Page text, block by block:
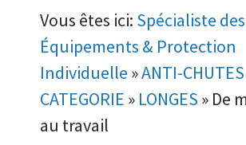
Vous êtes ici: Spécialiste des
Équipements & Protection
Individuelle »ANTI-CHUTES
CATEGORIE » LONGES » De
au travail